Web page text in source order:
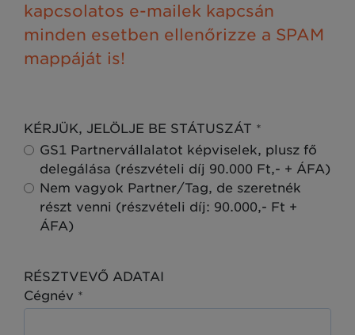
kapcsolatos e-mailek kapcsán
minden esetben ellenőrizze a SPAM
mappáját is!
KÉRJÜK, JELÖLJE BE STÁTUSZÁT *
GS1 Partnervállalatot képviselek, plusz fő
delegálása (részvételi díj 90.000 Ft,- + ÁFA)
Nem vagyok Partner/Tag, de szeretnék
részt venni (részvételi díj: 90.000,- Ft +
ÁFA)
RÉSZTVEVŐ ADATAI
Cégnév *